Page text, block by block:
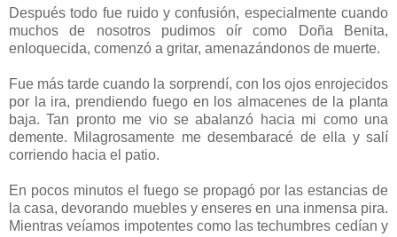
Después todo fue ruido y confusión, especialmente cuando
muchos de nosotros pudimos oír como Doña Benita,
enloquecida, comenzó a gritar, amenazándonos de muerte.
Fue más tarde cuando la sorprendí, con los ojos enrojecidos
por la ira, prendiendo fuego en los almacenes de la planta
baja. Tan pronto me vio se abalanzó hacia mi como una
demente. Milagrosamente me desembaracé de ella y salí
corriendo hacia el patio.
En pocos minutos el fuego se propagó por las estancias de
la casa, devorando muebles y enseres en una inmensa pira.
Mientras veíamos impotentes como las techumbres cedían y